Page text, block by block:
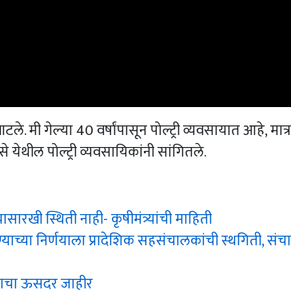
मी गेल्या 40 वर्षांपासून पोल्ट्री व्यवसायात आहे,
येथील पोल्ट्री व्यवसायिकांनी सांगितले.
स्थिती नाही- कृषीमंत्र्यांची माहिती
निर्णयाला प्रादेशिक सहसंचालकांची स्थगिती,
ऊसदर जाहीर